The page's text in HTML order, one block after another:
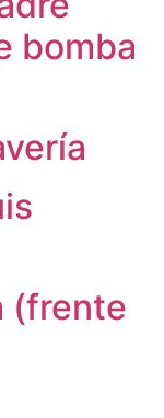
bomba
(frente